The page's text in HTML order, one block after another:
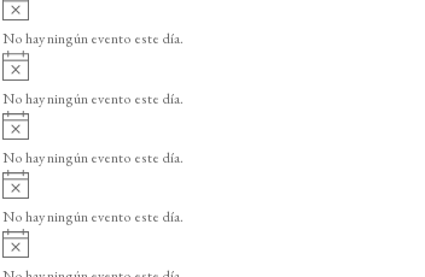
o
v
i
o
No hay ningún evento este día.
A
v
i
o
No hay ningún evento este día.
A
v
i
o
No hay ningún evento este día.
A
v
i
o
No hay ningún evento este día.
v